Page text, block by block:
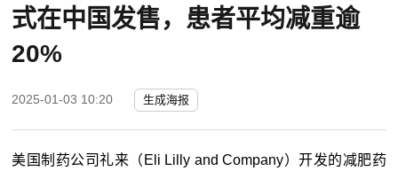
式在中国发售，患者平均减重逾
20%
2025-01-03 10:20 生成海报
美国制药公司礼来（Eli Lilly and Company）开发的减肥药